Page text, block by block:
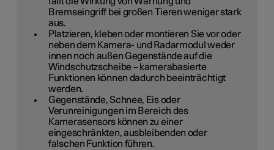
Bremseingriff bei großen Tieren weniger stark
aus.
Platzieren, kleben oder montieren Sie vor oder
neben dem Kamera- und Radarmodul weder
innen noch außen Gegenstände auf die
Windschutzscheibe – kamerabasierte
Funktionen können dadurch beeinträchtigt
werden.
Gegenstände, Schnee, Eis oder
Verunreinigungen im Bereich des
Kamerasensors können zu einer
eingeschränkten, ausbleibenden oder
falschen Funktion führen.